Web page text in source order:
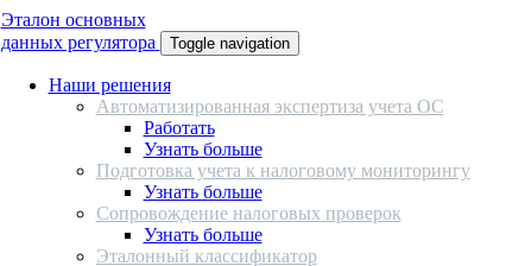
Эталон основных
данных регулятора
Toggle navigation
Наши решения
Автоматизированная экспертиза учета ОС
Работать
Узнать больше
Подготовка учета к налоговому мониторингу
Узнать больше
Сопровождение налоговых проверок
Узнать больше
Эталонный классификатор